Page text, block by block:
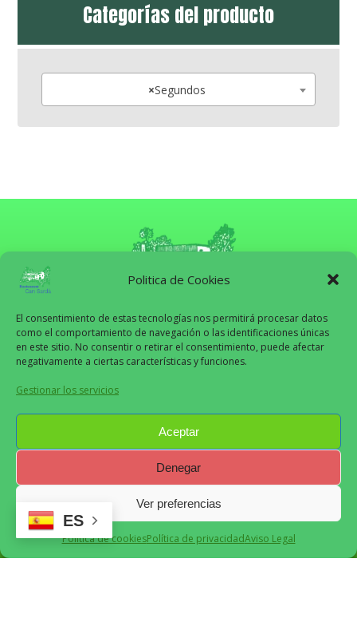
Politica de Cookies
El consentimiento de estas tecnologías nos permitirá procesar datos
como el comportamiento de navegación o las identificaciones únicas
en este sitio. No consentir o retirar el consentimiento, puede afectar
negativamente a ciertas características y funciones.
Gestionar los servicios
Aceptar
Denegar
Ver preferencias
Política de cookiesPolítica de privacidadAviso Legal
Categorías del producto
×Segundos
Aviso Legal
Can Sardà
2024
Recomendado
ES